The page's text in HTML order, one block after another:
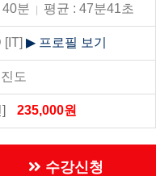
분 | 평균 : 47분41초
[IT] ▶ 프로필 보기
도
235,000원
수강신청